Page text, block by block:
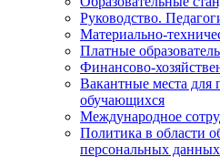
Руководство.
Материально-
Платные
Финансово-
Вакантные места для
обучающихся
Международное
Политика в области
персональных данных